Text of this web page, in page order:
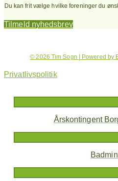
Du kan frit vælge hvilke foreninger du
Tilmeld nyhedsbrev
© 2026 Tim Sogn | Powered by
Privatlivspolitik
Årskontingent